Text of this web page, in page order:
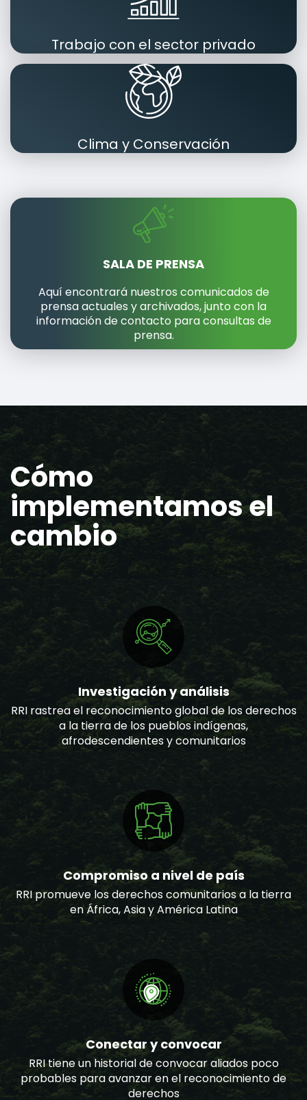
Trabajo con el sector privado
Clima y Conservación
SALA DE PRENSA
Aquí encontrará nuestros comunicados de
prensa actuales y archivados, junto con la
información de contacto para consultas de
prensa.
Cómo
implementamos el
cambio
Investigación y análisis
RRI rastrea el reconocimiento global de los derechos
a la tierra de los pueblos indígenas,
afrodescendientes y comunitarios
Compromiso a nivel de país
RRI promueve los derechos comunitarios a la tierra
en África, Asia y América Latina
Conectar y convocar
RRI tiene un historial de convocar aliados poco
probables para avanzar en el reconocimiento de
derechos